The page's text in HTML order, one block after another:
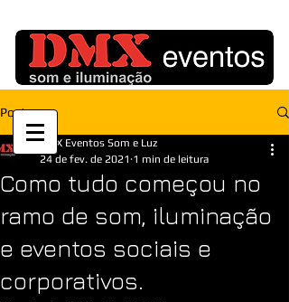
Post
Como tudo começou no
ramo de som, iluminação
e eventos sociais e
corporativos.
DMX Eventos Som e Luz
24 de fev. de 2021 1 min de leitura